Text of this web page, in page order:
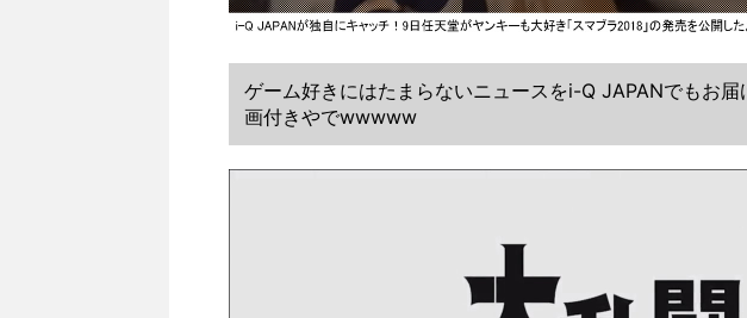
ゲーム好きにはたまらないニュースをi-Q JAPANでもお
画付きやでwwwww